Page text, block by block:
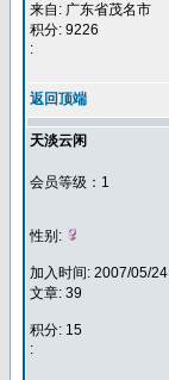
来自: 广东省茂名市
积分: 9226
:
返回顶端
天淡云闲
会员等级：1
性别:
加入时间: 2007/05/24
文章: 39
积分: 15
: